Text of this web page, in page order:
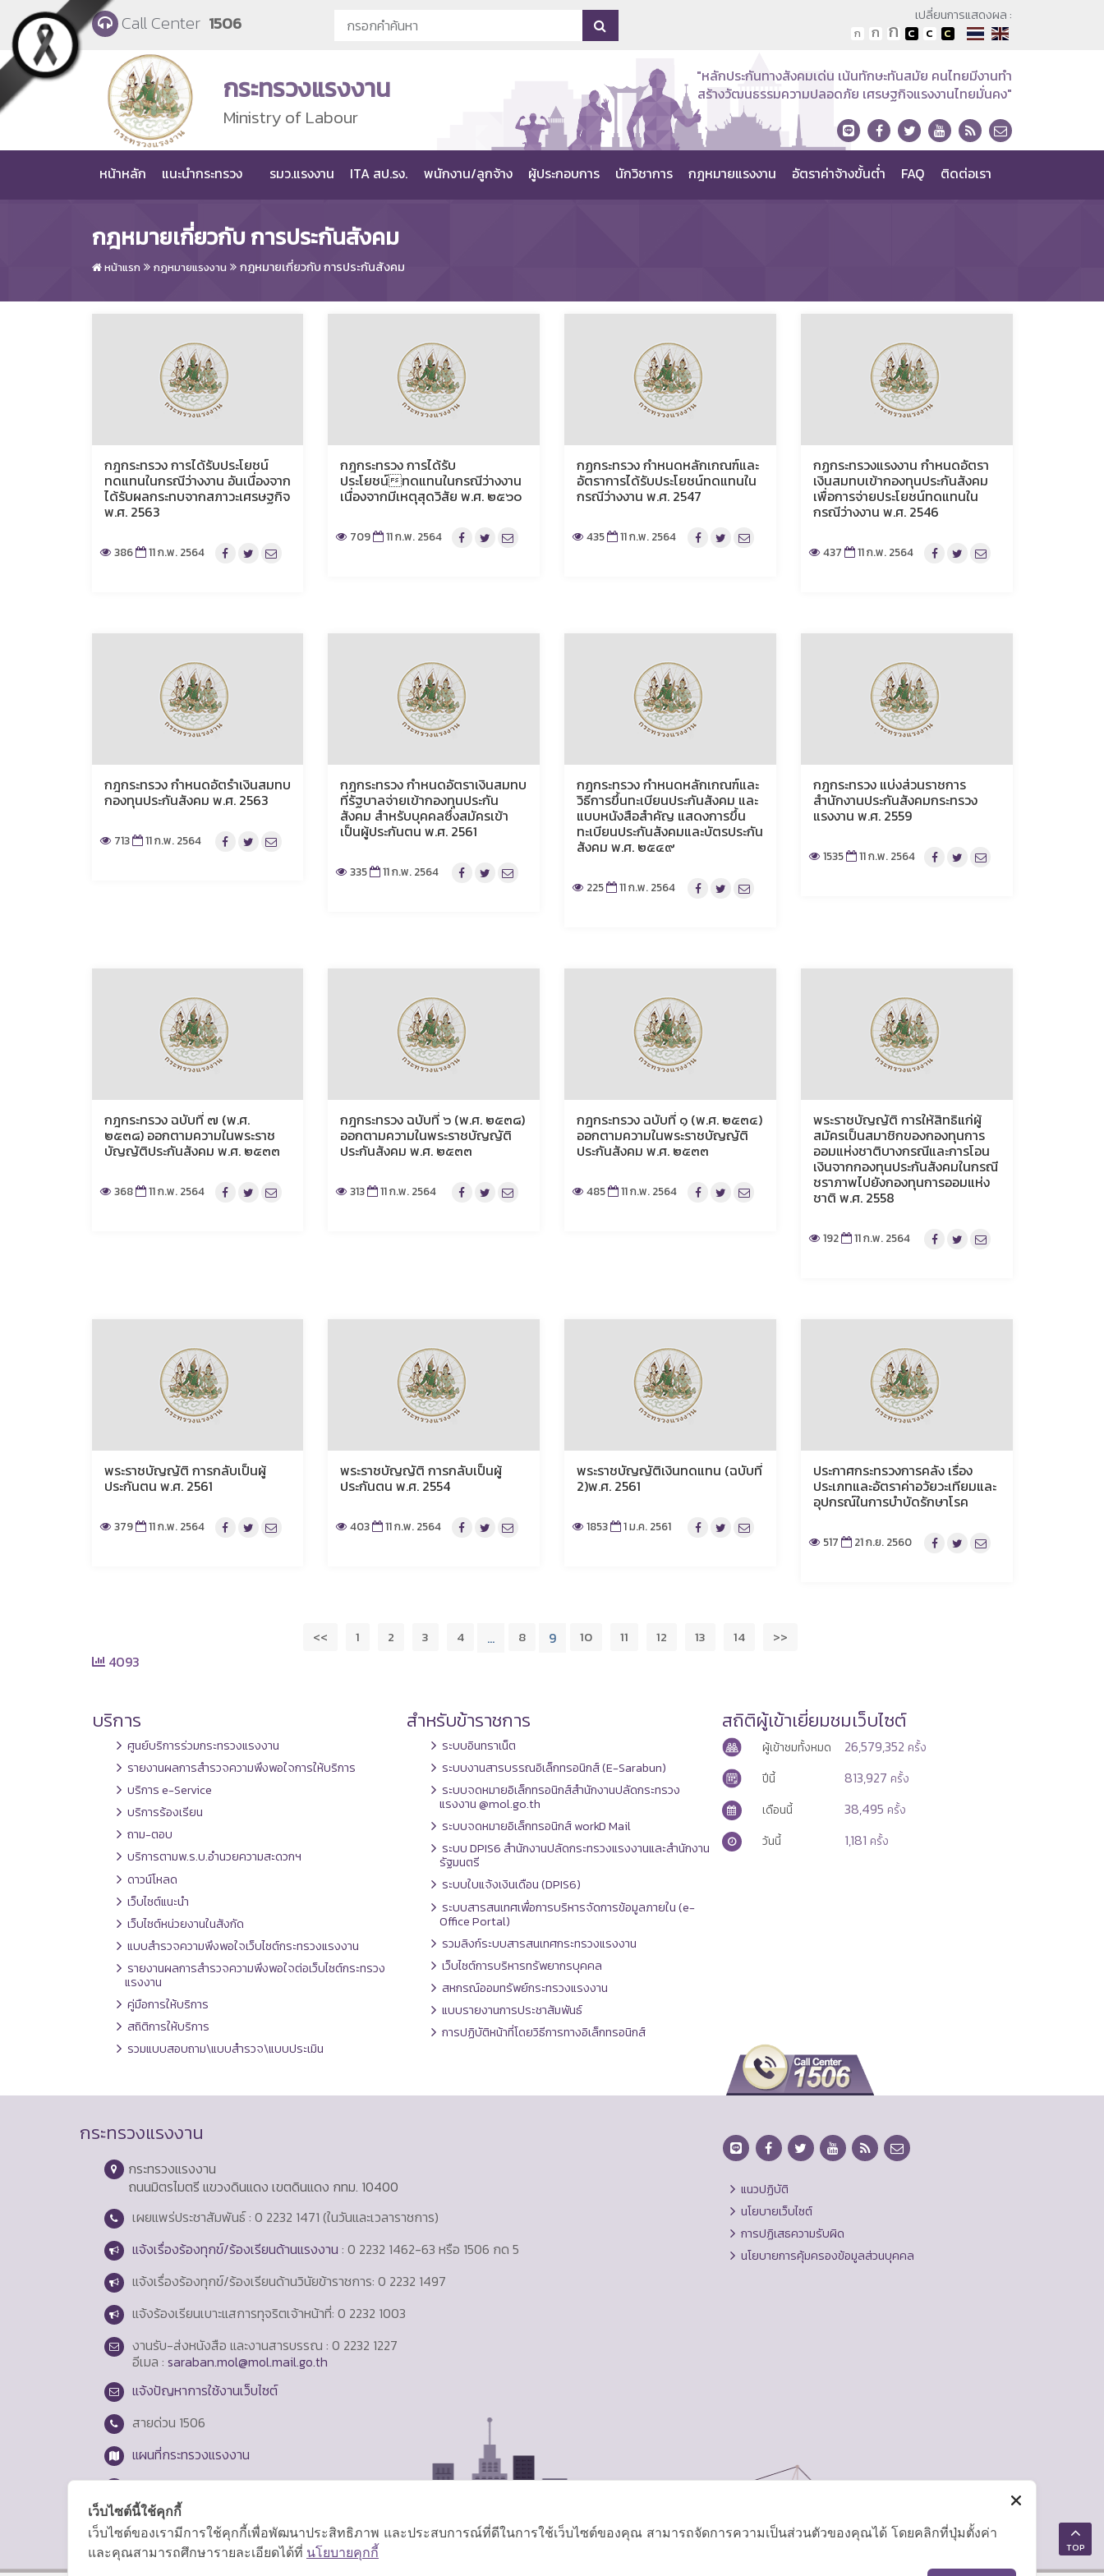
Skip to main content
Call Center 1506 เปลี่ยนการแสดงผล :
กระทรวงแรงงาน
Ministry of Labour
"หลักประกันทางสังคมเด่น เน้นทักษะทันสมัย คนไทยมีงานทำ
สร้างวัฒนธรรมความปลอดภัย เศรษฐกิจแรงงานไทยมั่นคง"
หน้าหลัก แนะนำกระทรวง รมว.แรงงาน ITA สป.รง. พนักงาน/ลูกจ้าง ผู้ประกอบการ นักวิชาการ กฎหมายแรงงาน อัตราค่าจ้างขั้นต่ำ FAQ ติดต่อเรา
กฎหมายเกี่ยวกับ การประกันสังคม
หน้าแรก กฎหมายแรงงาน กฎหมายเกี่ยวกับ การประกันสังคม
กฎกระทรวง การได้รับประโยชน์
ทดแทนในกรณีว่างงาน อันเนื่องจาก
ได้รับผลกระทบจากสภาวะเศรษฐกิจ
พ.ศ. 2563
386 11 ก.พ. 2564
กฎกระทรวง การได้รับ
ประโยชน์ทดแทนในกรณีว่างงาน
เนื่องจากมีเหตุสุดวิสัย พ.ศ. ๒๕๖๐
709 11 ก.พ. 2564
กฏกระทรวง กำหนดหลักเกณฑ์และ
อัตราการได้รับประโยชน์ทดแทนใน
กรณีว่างงาน พ.ศ. 2547
435 11 ก.พ. 2564
กฏกระทรวงแรงงาน กำหนดอัตรา
เงินสมทบเข้ากองทุนประกันสังคม
เพื่อการจ่ายประโยชน์ทดแทนใน
กรณีว่างงาน พ.ศ. 2546
437 11 ก.พ. 2564
กฎกระทรวง กำหนดอัตรำเงินสมทบ
กองทุนประกันสังคม พ.ศ. 2563
713 11 ก.พ. 2564
กฎกระทรวง กำหนดอัตราเงินสมทบ
ที่รัฐบาลจ่ายเข้ากองทุนประกัน
สังคม สำหรับบุคคลซึ่งสมัครเข้า
เป็นผู้ประกันตน พ.ศ. 2561
335 11 ก.พ. 2564
กฎกระทรวง กำหนดหลักเกณฑ์และ
วิธีการขึ้นทะเบียนประกันสังคม และ
แบบหนังสือสำคัญ แสดงการขึ้น
ทะเบียนประกันสังคมและบัตรประกัน
สังคม พ.ศ. ๒๕๔๙
225 11 ก.พ. 2564
กฎกระทรวง แบ่งส่วนราชการ
สำนักงานประกันสังคมกระทรวง
แรงงาน พ.ศ. 2559
1535 11 ก.พ. 2564
กฎกระทรวง ฉบับที่ ๗ (พ.ศ.
๒๕๓๘) ออกตามความในพระราช
บัญญัติประกันสังคม พ.ศ. ๒๕๓๓
368 11 ก.พ. 2564
กฎกระทรวง ฉบับที่ ๖ (พ.ศ. ๒๕๓๘)
ออกตามความในพระราชบัญญัติ
ประกันสังคม พ.ศ. ๒๕๓๓
313 11 ก.พ. 2564
กฎกระทรวง ฉบับที่ ๑ (พ.ศ. ๒๕๓๔)
ออกตามความในพระราชบัญญัติ
ประกันสังคม พ.ศ. ๒๕๓๓
485 11 ก.พ. 2564
พระราชบัญญัติ การให้สิทธิแก่ผู้
สมัครเป็นสมาชิกของกองทุนการ
ออมแห่งชาติบางกรณีและการโอน
เงินจากกองทุนประกันสังคมในกรณี
ชราภาพไปยังกองทุนการออมแห่ง
ชาติ พ.ศ. 2558
192 11 ก.พ. 2564
พระราชบัญญัติ การกลับเป็นผู้
ประกันตน พ.ศ. 2561
379 11 ก.พ. 2564
พระราชบัญญัติ การกลับเป็นผู้
ประกันตน พ.ศ. 2554
403 11 ก.พ. 2564
พระราชบัญญัติเงินทดแทน (ฉบับที่
2)พ.ศ. 2561
1853 1 ม.ค. 2561
ประกาศกระทรวงการคลัง เรื่อง
ประเภทและอัตราค่าอวัยวะเทียมและ
อุปกรณ์ในการบำบัดรักษาโรค
517 21 ก.ย. 2560
<< 1 2 3 4 … 8 9 10 11 12 13 14 >>
4093
บริการ
ศูนย์บริการร่วมกระทรวงแรงงาน
รายงานผลการสำรวจความพึงพอใจการให้บริการ
บริการ e-Service
บริการร้องเรียน
ถาม-ตอบ
บริการตามพ.ร.บ.อำนวยความสะดวกฯ
ดาวน์โหลด
เว็บไซต์แนะนำ
เว็บไซต์หน่วยงานในสังกัด
แบบสำรวจความพึงพอใจเว็บไซต์กระทรวงแรงงาน
รายงานผลการสำรวจความพึงพอใจต่อเว็บไซต์กระทรวง
แรงงาน
คู่มือการให้บริการ
สถิติการให้บริการ
รวมแบบสอบถาม\แบบสำรวจ\แบบประเมิน
สำหรับข้าราชการ
ระบบอินทราเน็ต
ระบบงานสารบรรณอิเล็กทรอนิกส์ (E-Sarabun)
ระบบจดหมายอิเล็กทรอนิกส์สำนักงานปลัดกระทรวง
แรงงาน @mol.go.th
ระบบจดหมายอิเล็กทรอนิกส์ workD Mail
ระบบ DPIS6 สำนักงานปลัดกระทรวงแรงงานและสำนักงาน
รัฐมนตรี
ระบบใบแจ้งเงินเดือน (DPIS6)
ระบบสารสนเทศเพื่อการบริหารจัดการข้อมูลภายใน (e-
Office Portal)
รวมลิงก์ระบบสารสนเทศกระทรวงแรงงาน
เว็บไซต์การบริหารทรัพยากรบุคคล
สหกรณ์ออมทรัพย์กระทรวงแรงงาน
แบบรายงานการประชาสัมพันธ์
การปฏิบัติหน้าที่โดยวิธีการทางอิเล็กทรอนิกส์
สถิติผู้เข้าเยี่ยมชมเว็บไซต์
ผู้เข้าชมทั้งหมด 26,579,352 ครั้ง
ปีนี้
813,927 ครั้ง
เดือนนี้
38,495 ครั้ง
วันนี้
1,181 ครั้ง
กระทรวงแรงงาน
กระทรวงแรงงาน
ถนนมิตรไมตรี แขวงดินแดง เขตดินแดง กทม. 10400
เผยแพร่ประชาสัมพันธ์ : 0 2232 1471 (ในวันและเวลาราชการ)
แจ้งเรื่องร้องทุกข์/ร้องเรียนด้านแรงงาน : 0 2232 1462-63 หรือ 1506 กด 5
แจ้งเรื่องร้องทุกข์/ร้องเรียนด้านวินัยข้าราชการ: 0 2232 1497
แจ้งร้องเรียนเบาะแสการทุจริตเจ้าหน้าที่: 0 2232 1003
งานรับ-ส่งหนังสือ และงานสารบรรณ : 0 2232 1227
อีเมล : saraban.mol@mol.mail.go.th
แจ้งปัญหาการใช้งานเว็บไซต์
สายด่วน 1506
แผนที่กระทรวงแรงงาน
Login
แนวปฏิบัติ
นโยบายเว็บไซต์
การปฏิเสธความรับผิด
นโยบายการคุ้มครองข้อมูลส่วนบุคคล
TOP
เว็บไซต์นี้ใช้คุกกี้
เว็บไซต์ของเรามีการใช้คุกกี้เพื่อพัฒนาประสิทธิภาพ และประสบการณ์ที่ดีในการใช้เว็บไซต์ของคุณ สามารถจัดการความเป็นส่วนตัวของคุณได้ โดยคลิกที่ปุ่มตั้งค่า
และคุณสามารถศึกษารายละเอียดได้ที่ นโยบายคุกกี้